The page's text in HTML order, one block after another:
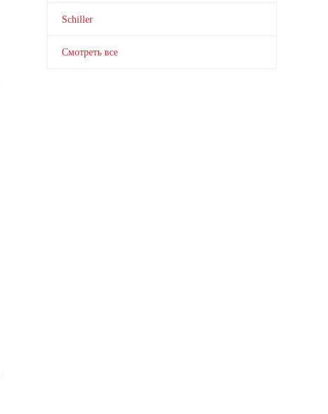
Schiller
Смотреть все